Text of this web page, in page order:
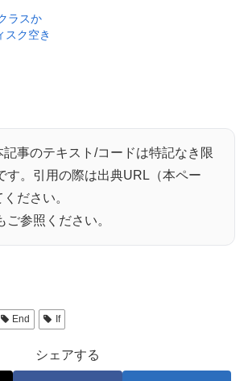
ラスか
スク空き
記事のテキスト/コードは特記なき限
す。引用の際は出典URL（本ペー
ださい。
ご参照ください。
End If
シェアする